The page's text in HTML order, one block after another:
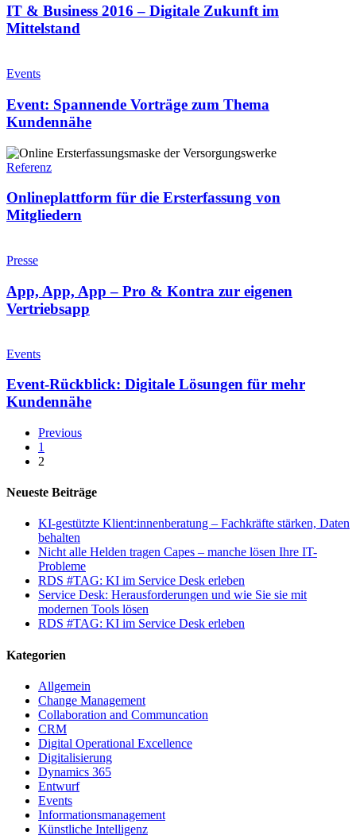
2016
–
Digitale
Mittelstand
IT & Business 2016 – Digitale Zukunft im
Mittelstand
Spannende
zum
Thema
Kundennähe
Events
Event: Spannende Vorträge zum Thema
Kundennähe
Onlineplattform
für
Ersterfassung
von
Mitgliedern
Referenz
Onlineplattform für die Ersterfassung von
Mitgliedern
App,
–
Pro
&
eigenen
Presse
App, App, App – Pro & Kontra zur eigenen
Vertriebsapp
Rückblick:
Lösungen
für
mehr
Events
Event-Rückblick: Digitale Lösungen für mehr
Kundennähe
Previous
1
2
Neueste Beiträge
KI-gestützte Klient:innenberatung – Fachkräfte stärken, Daten
behalten
Nicht alle Helden tragen Capes – manche lösen Ihre IT-
Probleme
RDS #TAG: KI im Service Desk erleben
Service Desk: Herausforderungen und wie Sie sie mit
modernen Tools lösen
RDS #TAG: KI im Service Desk erleben
Kategorien
Allgemein
Change Management
Collaboration and Communcation
CRM
Digital Operational Excellence
Digitalisierung
Dynamics 365
Entwurf
Events
Informationsmanagement
Künstliche Intelligenz